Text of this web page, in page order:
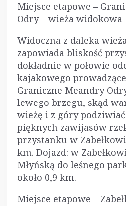
Miejsce etapowe –
Odry – wieża widokowa
Widoczna z daleka
zapowiada bliskość
dokładnie w połowie
kajakowego
Graniczne Meandry
lewego brzegu, skąd
wieżę i z góry
pięknych zawijasów
przystanku w
km. Dojazd: w
Młyńską do leśnego
około 0,9 km.
Miejsce etapowe –